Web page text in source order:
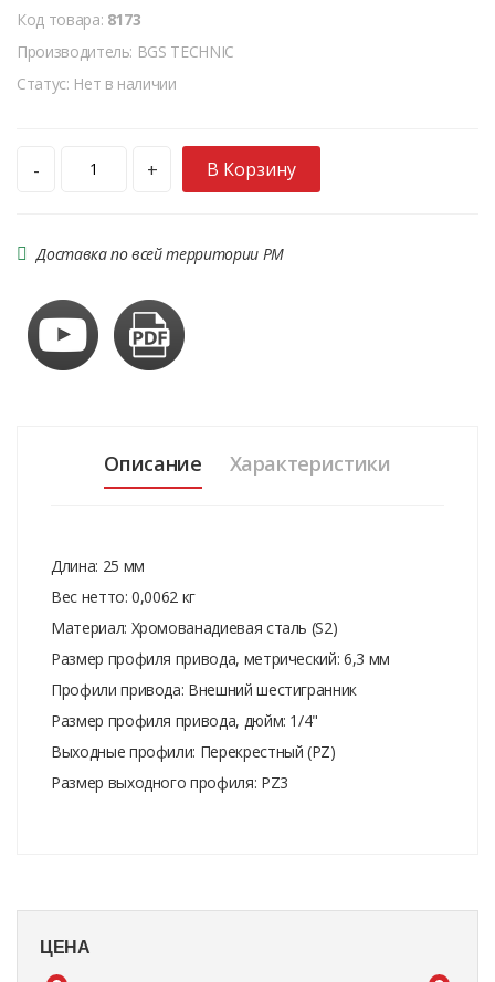
ЦЕНА
Код товара: 8173
Производитель: BGS TECHNIC
Статус: Нет в наличии
- + В Корзину
Доставка по всей территории РМ
Описание Характеристики
Длина: 25 мм
Вес нетто: 0,0062 кг
Материал: Хромованадиевая сталь (S2)
Размер профиля привода, метрический: 6,3 мм
Профили привода: Внешний шестигранник
Размер профиля привода, дюйм: 1/4"
Выходные профили: Перекрестный (PZ)
Размер выходного профиля: PZ3